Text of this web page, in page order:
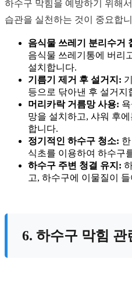
하수구 막힘을 예방하기 위해
습관을 실천하는 것이 중요합
음식물 쓰레기 분리수거
음식물 쓰레기통에 버리
설치합니다.
기름기 제거 후 설거지:
등으로 닦아낸 후 설거지
머리카락 거름망 사용:
망을 설치하고, 샤워 후
합니다.
정기적인 하수구 청소:
식초를 이용하여 하수구
하수구 주변 청결 유지:
고, 하수구에 이물질이
6. 하수구 막힘 관